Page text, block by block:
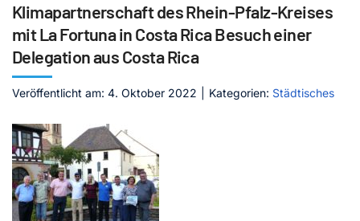
Mediathek
Jetzt abonnieren
Kontakt
Klimapartnerschaft des Rhein-Pfalz-Kreises
mit La Fortuna in Costa Rica Besuch einer
Delegation aus Costa Rica
Veröffentlicht am: 4. Oktober 2022 Kategorien: Städtisches